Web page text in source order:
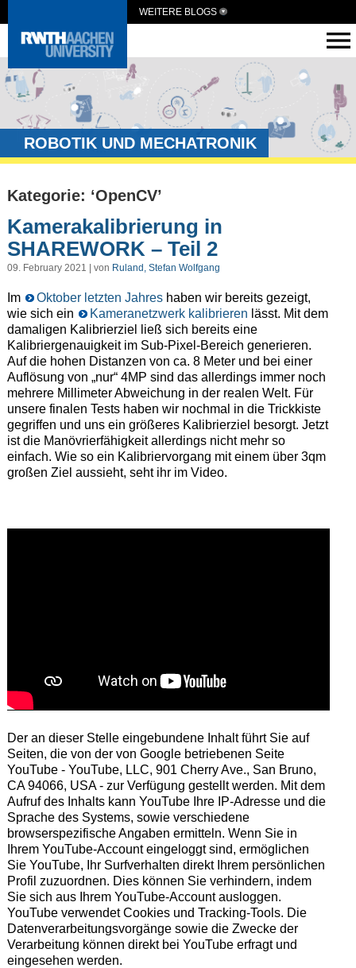
WEITERE BLOGS
ROBOTIK UND MECHATRONIK
Kategorie: ‘OpenCV’
Kamerakalibrierung in
SHAREWORK – Teil 2
09. February 2021 | von Ruland, Stefan Wolfgang
Im Oktober letzten Jahreshaben wir bereits gezeigt,
wie sich ein
Kameranetzwerk kalibrieren lässt. Mit dem
damaligen Kalibrierziel ließ sich bereits eine
Kalibriergenauigkeit im Sub-Pixel-Bereich generieren.
Auf die hohen Distanzen von ca. 8 Meter und bei einer
Auflösung von „nur“ 4MP sind das allerdings immer noch
mehrere Millimeter Abweichung in der realen Welt. Für
unsere finalen Tests haben wir nochmal in die Trickkiste
gegriffen und uns ein größeres Kalibrierziel besorgt. Jetzt
ist die Manövrierfähigkeit allerdings nicht mehr so
einfach. Wie so ein Kalibriervorgang mit einem über 3qm
großen Ziel aussieht, seht ihr im Video.
Der an dieser Stelle eingebundene Inhalt führt Sie auf
Seiten, die von der von Google betriebenen Seite
YouTube - YouTube, LLC, 901 Cherry Ave., San Bruno,
CA 94066, USA - zur Verfügung gestellt werden. Mit dem
Aufruf des Inhalts kann YouTube Ihre IP-Adresse und die
Sprache des Systems, sowie verschiedene
browserspezifische Angaben ermitteln. Wenn Sie in
Ihrem YouTube-Account eingeloggt sind, ermöglichen
Sie YouTube, Ihr Surfverhalten direkt Ihrem persönlichen
Profil zuzuordnen. Dies können Sie verhindern, indem
Sie sich aus Ihrem YouTube-Account ausloggen.
YouTube verwendet Cookies und Tracking-Tools. Die
Datenverarbeitungsvorgänge sowie die Zwecke der
Verarbeitung können direkt bei YouTube erfragt und
eingesehen werden.